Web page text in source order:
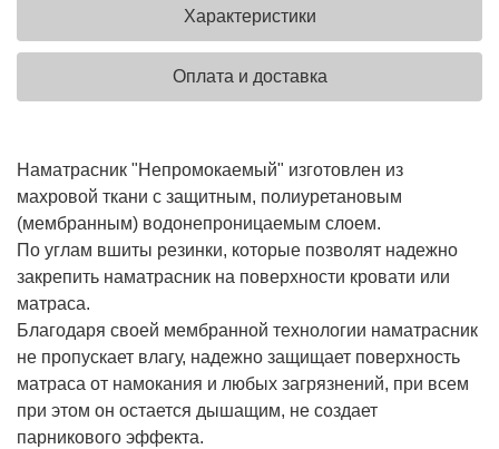
Характеристики
Оплата и доставка
Наматрасник "Непромокаемый" изготовлен из
махровой ткани с защитным, полиуретановым
(мембранным) водонепроницаемым слоем.
По углам вшиты резинки, которые позволят надежно
закрепить наматрасник на поверхности кровати или
матраса.
Благодаря своей мембранной технологии наматрасник
не пропускает влагу, надежно защищает поверхность
матраса от намокания и любых загрязнений, при всем
при этом он остается дышащим, не создает
парникового эффекта.